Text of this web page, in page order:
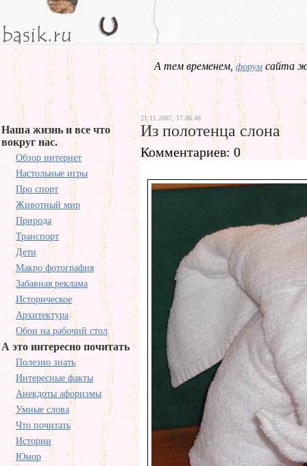
А тем временем,форум сайта
Наша жизнь и все что
вокруг нас.
Обзор интернет
Настольные игры
Про спорт
Животный мир
Природа
Транспорт
Дети
Макро фотография
Забавная реклама
Историческое
Архитектура
Обои на рабочий стол
А это интересно почитать
Полезно знать
Интересные факты
Анекдоты афоризмы
Умные слова
Что почитать
Истории
Юмор
21.11.2007, 17.06.48
Из полотенца слона
Комментариев: 0